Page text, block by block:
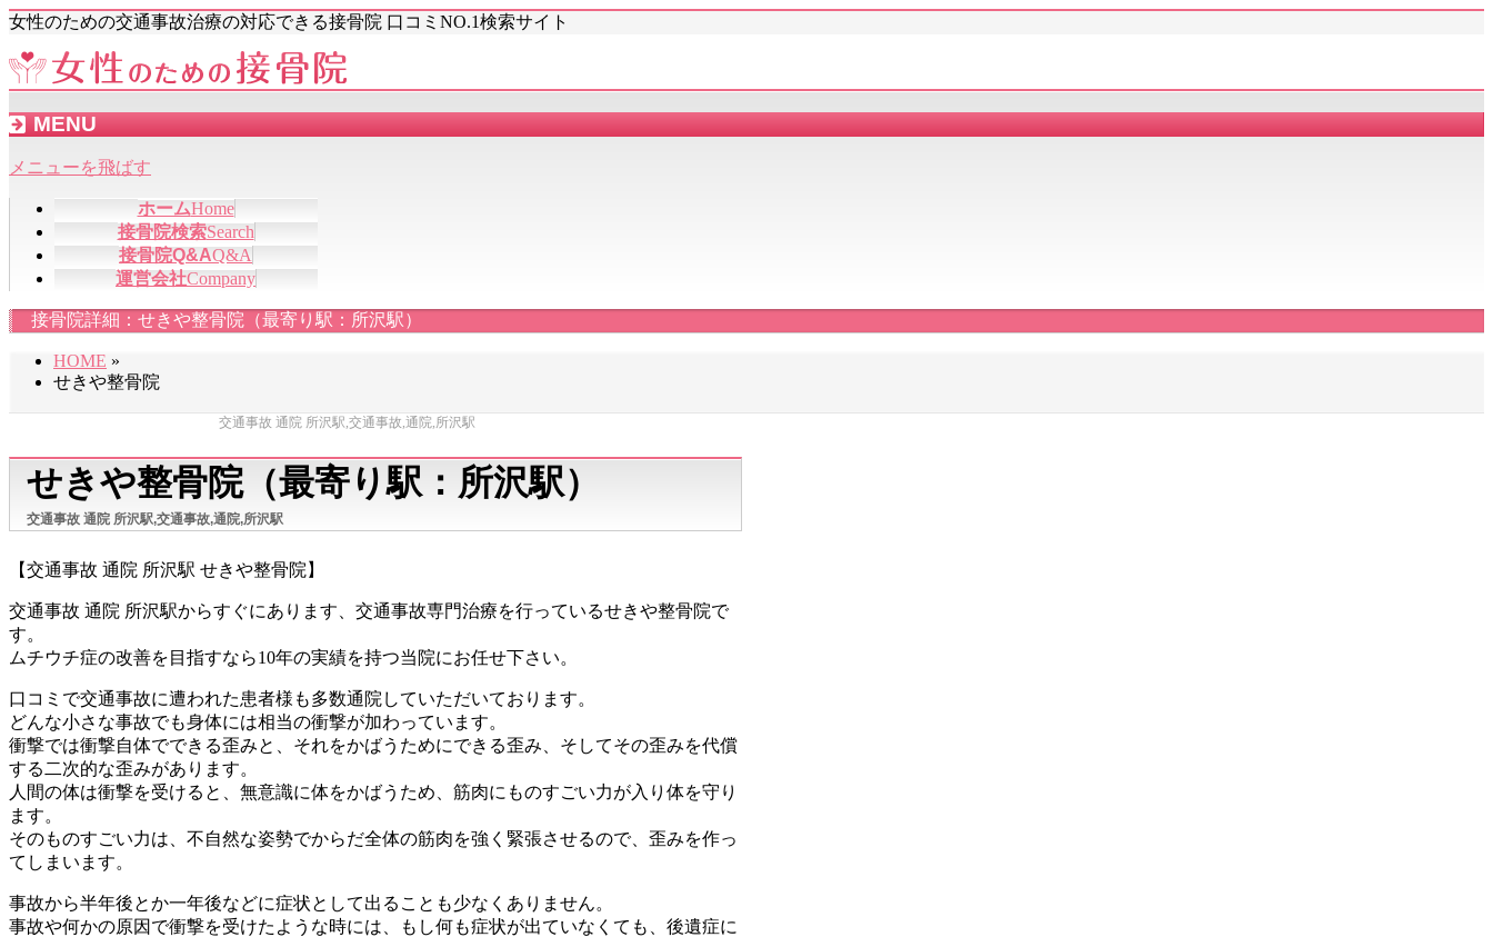
女性のための交通事故治療の対応できる接骨院 口コミNO.1検索サイト
MENU
メニューを飛ばす
ホームHome
接骨院検索Search
接骨院Q&AQ&A
運営会社Company
接骨院詳細：せきや整骨院（最寄り駅：所沢駅）
HOME »
せきや整骨院
交通事故 通院 所沢駅,交通事故,通院,所沢駅
せきや整骨院（最寄り駅：所沢駅）
交通事故 通院 所沢駅,交通事故,通院,所沢駅
【交通事故 通院 所沢駅 せきや整骨院】
交通事故 通院 所沢駅からすぐにあります、交通事故専門治療を行っているせきや整骨院で
す。
ムチウチ症の改善を目指すなら10年の実績を持つ当院にお任せ下さい。
口コミで交通事故に遭われた患者様も多数通院していただいております。
どんな小さな事故でも身体には相当の衝撃が加わっています。
衝撃では衝撃自体でできる歪みと、それをかばうためにできる歪み、そしてその歪みを代償
する二次的な歪みがあります。
人間の体は衝撃を受けると、無意識に体をかばうため、筋肉にものすごい力が入り体を守り
ます。
そのものすごい力は、不自然な姿勢でからだ全体の筋肉を強く緊張させるので、歪みを作っ
てしまいます。
事故から半年後とか一年後などに症状として出ることも少なくありません。
事故や何かの原因で衝撃を受けたような時には、もし何も症状が出ていなくても、後遺症に